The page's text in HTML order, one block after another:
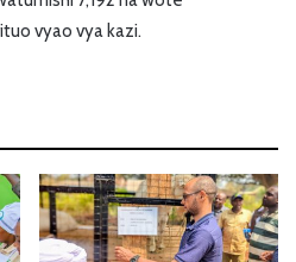
vyao vya kazi.